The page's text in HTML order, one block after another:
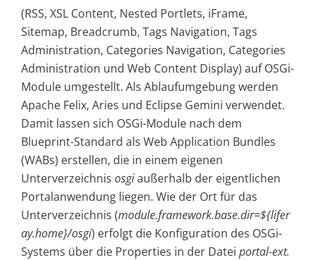
(RSS, XSL Content, Nested Portlets, iFrame,
Sitemap, Breadcrumb, Tags Navigation, Tags
Administration, Categories Navigation, Categories
Administration und Web Content Display) auf OSGi-
Module umgestellt. Als Ablaufumgebung werden
Apache Felix, Aries und Eclipse Gemini verwendet.
Damit lassen sich OSGi-Module nach dem
Blueprint-Standard als Web Application Bundles
(WABs) erstellen, die in einem eigenen
Unterverzeichnis osgiaußerhalb der eigentlichen
Portalanwendung liegen. Wie der Ort für das
Unterverzeichnis (module.framework.base.dir=${lifer
ay.home}/osgi) erfolgt die Konfiguration des OSGi-
Systems über die Properties in der Datei portal-ext.